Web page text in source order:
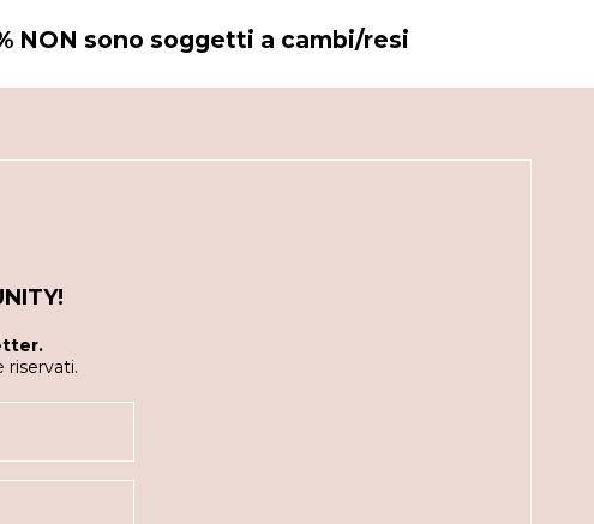
NON sono soggetti a cambi/resi
riservati.